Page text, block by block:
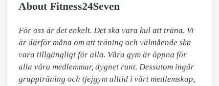
About Fitness24Seven
För oss är det enkelt. Det ska vara kul att träna. Vi
är därför måna om att träning och välmående ska
vara tillgängligt för alla. Våra gym är öppna för
alla våra medlemmar, dygnet runt. Dessutom ingår
gruppträning och tjejgym alltid i vårt medlemskap,